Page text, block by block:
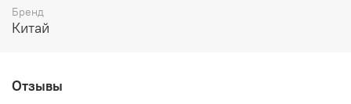
Бренд
Китай
Отзывы